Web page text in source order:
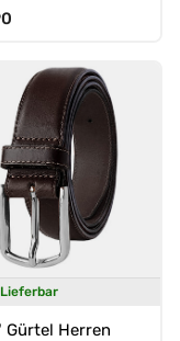
Preis
Gürtel Herren